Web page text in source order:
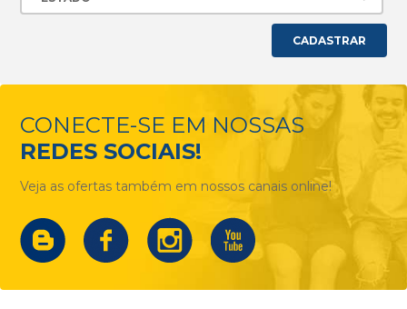
CADASTRAR
CONECTE-SE EM NOSSAS
REDES SOCIAIS!
Veja as ofertas também em nossos canais online!